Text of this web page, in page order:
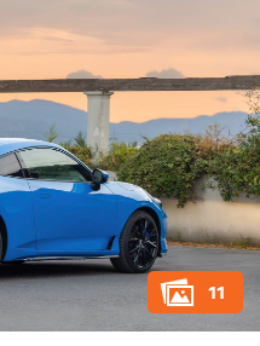
11